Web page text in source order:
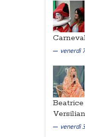
venerdì
venerdì